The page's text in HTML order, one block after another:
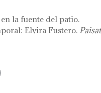
la fuente del patio.
Elvira Fustero.
diada de la flor - l'ou